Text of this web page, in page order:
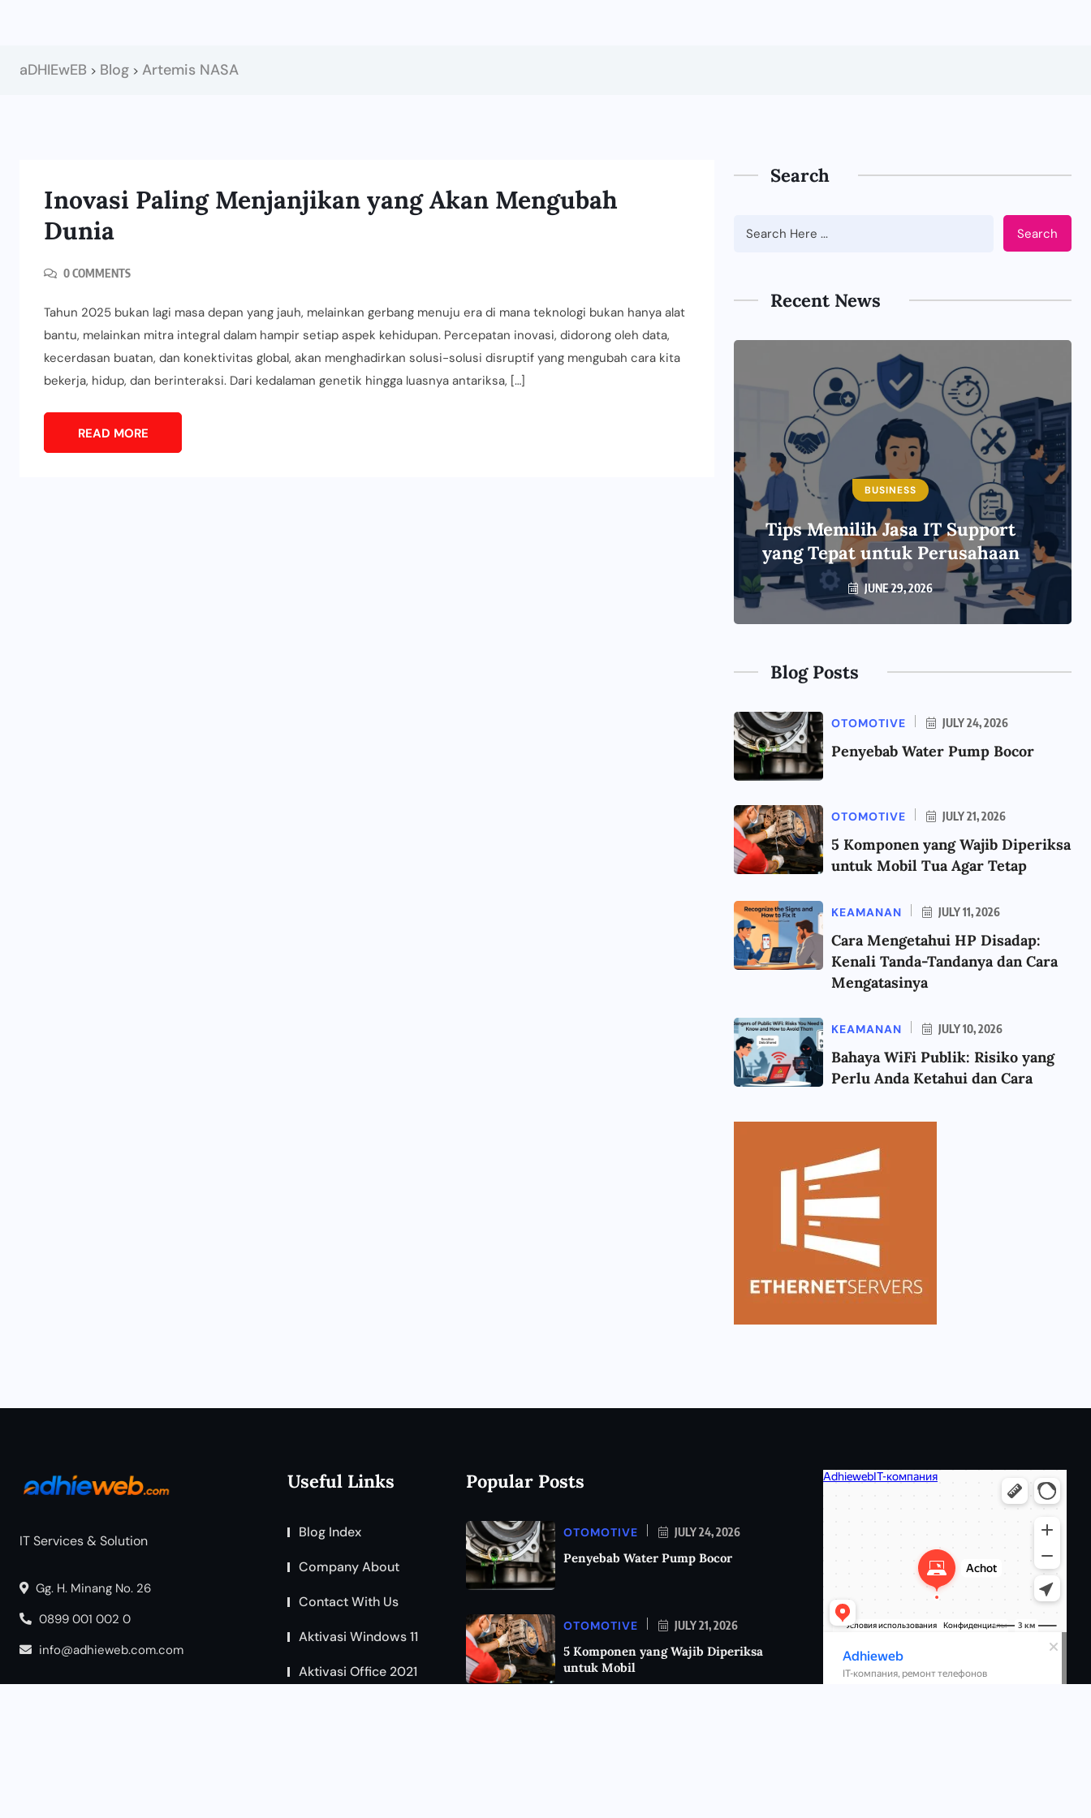
aDHIEwEB > Blog > Artemis NASA
Inovasi Paling Menjanjikan yang Akan Mengubah
Dunia
0 COMMENTS
Tahun 2025 bukan lagi masa depan yang jauh, melainkan gerbang menuju era di mana teknologi bukan hanya alat
bantu, melainkan mitra integral dalam hampir setiap aspek kehidupan. Percepatan inovasi, didorong oleh data,
kecerdasan buatan, dan konektivitas global, akan menghadirkan solusi-solusi disruptif yang mengubah cara kita
bekerja, hidup, dan berinteraksi. Dari kedalaman genetik hingga luasnya antariksa, […]
READ MORE
Search
Search
Recent News
BUSINESS
Tips Memilih Jasa IT Support
yang Tepat untuk Perusahaan
JUNE 29, 2026
Blog Posts
OTOMOTIVE JULY 24, 2026
Penyebab Water Pump Bocor
OTOMOTIVE JULY 21, 2026
5 Komponen yang Wajib Diperiksa
untuk Mobil Tua Agar Tetap
KEAMANAN JULY 11, 2026
Cara Mengetahui HP Disadap:
Kenali Tanda-Tandanya dan Cara
Mengatasinya
KEAMANAN JULY 10, 2026
Bahaya WiFi Publik: Risiko yang
Perlu Anda Ketahui dan Cara
IT Services & Solution
Gg. H. Minang No. 26
0899 001 002 0
info@adhieweb.com.com
Useful Links
Blog Index
Company About
Contact With Us
Aktivasi Windows 11
Aktivasi Office 2021
Popular Posts
OTOMOTIVE JULY 24, 2026
Penyebab Water Pump Bocor
OTOMOTIVE JULY 21, 2026
5 Komponen yang Wajib Diperiksa
untuk Mobil